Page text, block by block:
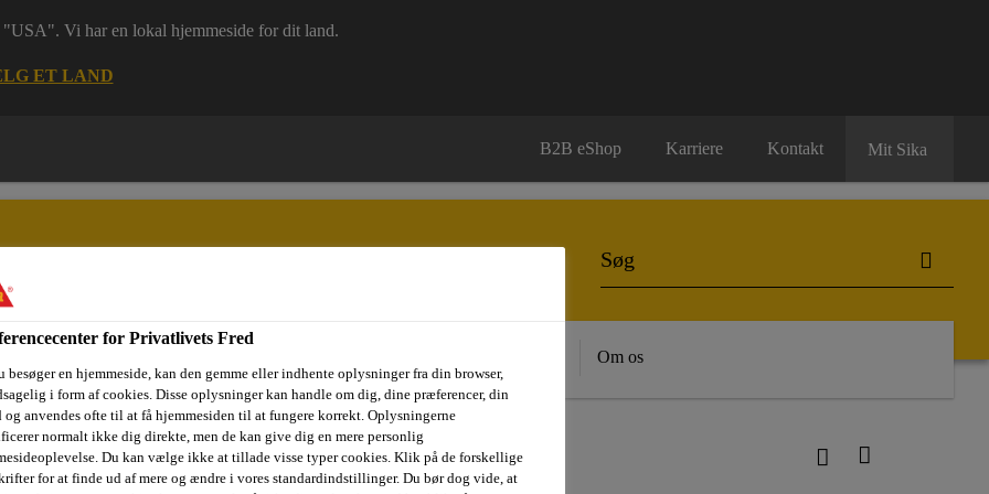
Vi har en lokal hjemmeside for dit land.
ET LAND
B2B eShop Karriere Kontakt Mit Sika
Om os
fugemasser og fugeskum til dit byggeri SikaHyflex®-250 Facade
for Privatlivets Fred
besøger en hjemmeside, kan den gemme eller indhente oplysninger fra din browser,
i form af cookies. Disse oplysninger kan handle om dig, dine præferencer, din
og anvendes ofte til at få hjemmesiden til at fungere korrekt. Oplysningerne
normalt ikke dig direkte, men de kan give dig en mere personlig
Du kan vælge ikke at tillade visse typer cookies. Klik på de forskellige
for at finde ud af mere og ændre i vores standardindstillinger. Du bør dog vide, at